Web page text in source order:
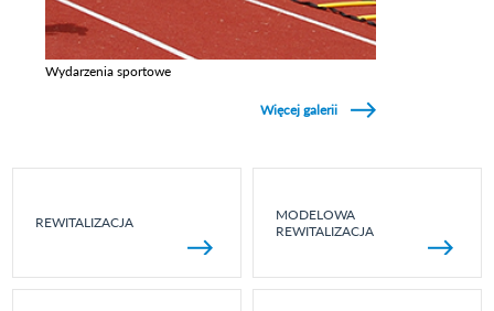
Wydarzenia sportowe
Więcej galerii
REWITALIZACJA
MODELOWA
REWITALIZACJA